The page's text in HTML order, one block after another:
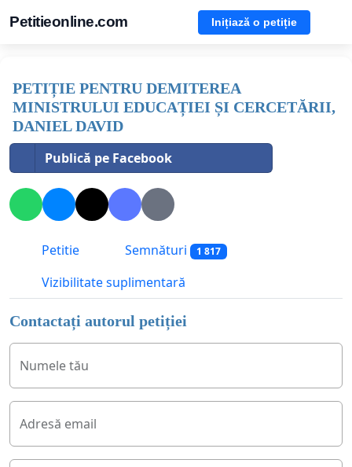
Petitieonline.com Inițiază o petiție
PETIȚIE PENTRU DEMITEREA
MINISTRULUI EDUCAȚIEI ȘI CERCETĂRII,
DANIEL DAVID
Publică pe Facebook
Petitie Semnături 1 817
Vizibilitate suplimentară
Contactați autorul petiției
Numele tău
Adresă email